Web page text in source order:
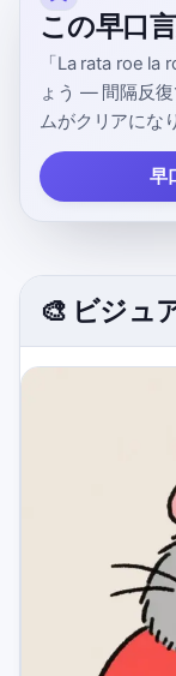
この早口
「La rata roe la
ょう — 間隔反
ムがクリアにな
早
🎨 ビジュ